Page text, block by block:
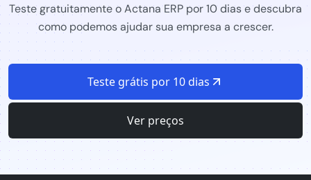
Teste gratuitamente o Actana ERP por 10 dias e descubra
como podemos ajudar sua empresa a crescer.
Teste grátis por 10 dias
Ver preços